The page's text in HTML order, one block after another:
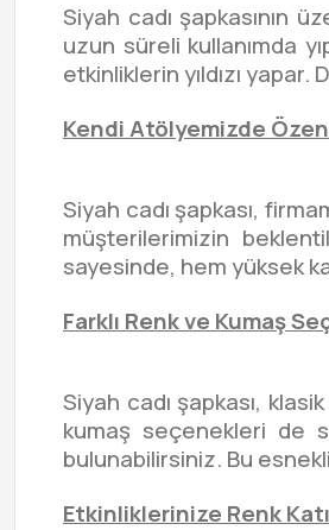
Siyah cadı şapkasının
uzun süreli kullanımda
etkinliklerin yıldızı
Kendi Atölyemizde
Siyah cadı şapkası,
müşterilerimizin
sayesinde, hem yüksek
Farklı Renk ve Kumaş
Siyah cadı şapkası,
kumaş seçenekleri de
bulunabilirsiniz. Bu
Etkinliklerinize Renk